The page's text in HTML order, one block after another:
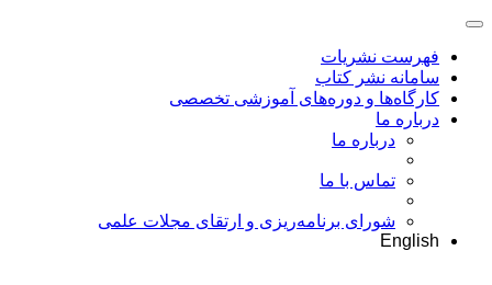
فهرست نشریات
سامانه نشر کتاب
کارگاه‌ها و دوره‌های آموزشی تخصصی
درباره ما
درباره ما
تماس با ما
شورای برنامه‌ریزی و ارتقای مجلات علمی
English